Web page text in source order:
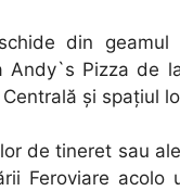
din geamul
Andy`s Pizza de
şi spaţiul
de tineret sau
Feroviare acolo